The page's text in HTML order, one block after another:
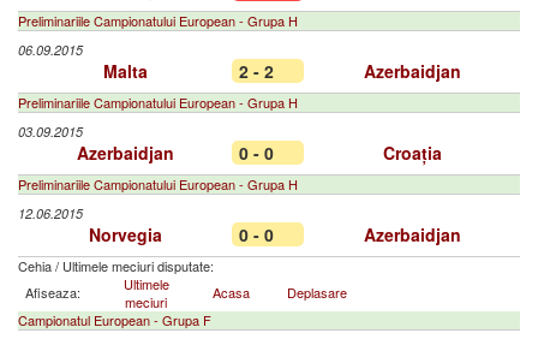
Preliminariile Campionatului European - Grupa H
06.09.2015
Malta 2 - 2 Azerbaidjan
Preliminariile Campionatului European - Grupa H
03.09.2015
Azerbaidjan 0 - 0 Croația
Preliminariile Campionatului European - Grupa H
12.06.2015
Norvegia 0 - 0 Azerbaidjan
Cehia/ Ultimele meciuri disputate:
Afiseaza:
Ultimele
meciuri
Acasa
Deplasare
Campionatul European - Grupa F